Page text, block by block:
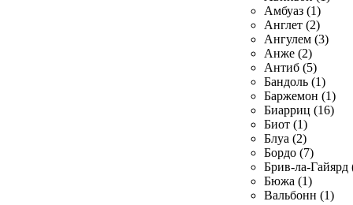
Амбуаз (1)
Англет (2)
Ангулем (3)
Анже (2)
Антиб (5)
Бандоль (1)
Баржемон (1)
Биарриц (16)
Биот (1)
Блуа (2)
Бордо (7)
Брив-ла-Гайярд
Бюжа (1)
Вальбонн (1)